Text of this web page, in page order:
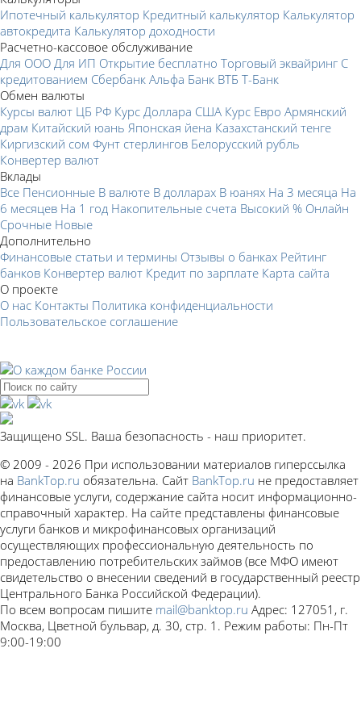
Ипотечный калькулятор Кредитный калькулятор Калькулятор
автокредита Калькулятор доходности
Расчетно-кассовое обслуживание
Для ООО Для ИП Открытие бесплатно Торговый эквайринг С
кредитованием Сбербанк Альфа Банк ВТБ Т-Банк
Обмен валюты
Курсы валют ЦБ РФ Курс Доллара США Курс Евро Армянский
драм Китайский юань Японская йена Казахстанский тенге
Киргизский сом Фунт стерлингов Белорусский рубль
Конвертер валют
Вклады
Все Пенсионные В валюте В долларах В юанях На 3 месяца На
6 месяцев На 1 год Накопительные счета Высокий % Онлайн
Срочные Новые
Дополнительно
Финансовые статьи и термины Отзывы о банках Рейтинг
банков Конвертер валют Кредит по зарплате Карта сайта
О проекте
О нас Контакты Политика конфиденциальности
Пользовательское соглашение
Защищено SSL. Ваша безопасность - наш приоритет.
© 2009 - 2026 При использовании материалов гиперссылка
на BankTop.ru обязательна. Сайт BankTop.ru не предоставляет
финансовые услуги, содержание сайта носит информационно-
справочный характер. На сайте представлены финансовые
услуги банков и микрофинансовых организаций
осуществляющих профессиональную деятельность по
предоставлению потребительских займов (все МФО имеют
свидетельство о внесении сведений в государственный реестр
Центрального Банка Российской Федерации).
По всем вопросам пишите mail@banktop.ru Адрес: 127051, г.
Москва, Цветной бульвар, д. 30, стр. 1. Режим работы: Пн-Пт
9:00-19:00